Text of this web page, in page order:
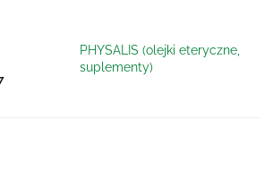
PHYSALIS (olejki eteryczne,
suplementy)